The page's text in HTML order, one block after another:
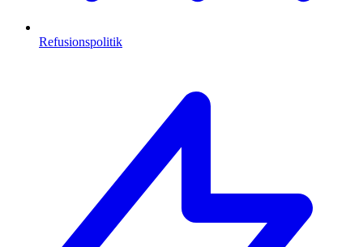
Refusionspolitik